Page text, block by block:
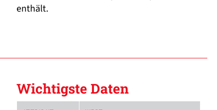
enthält.
Wichtigste Daten